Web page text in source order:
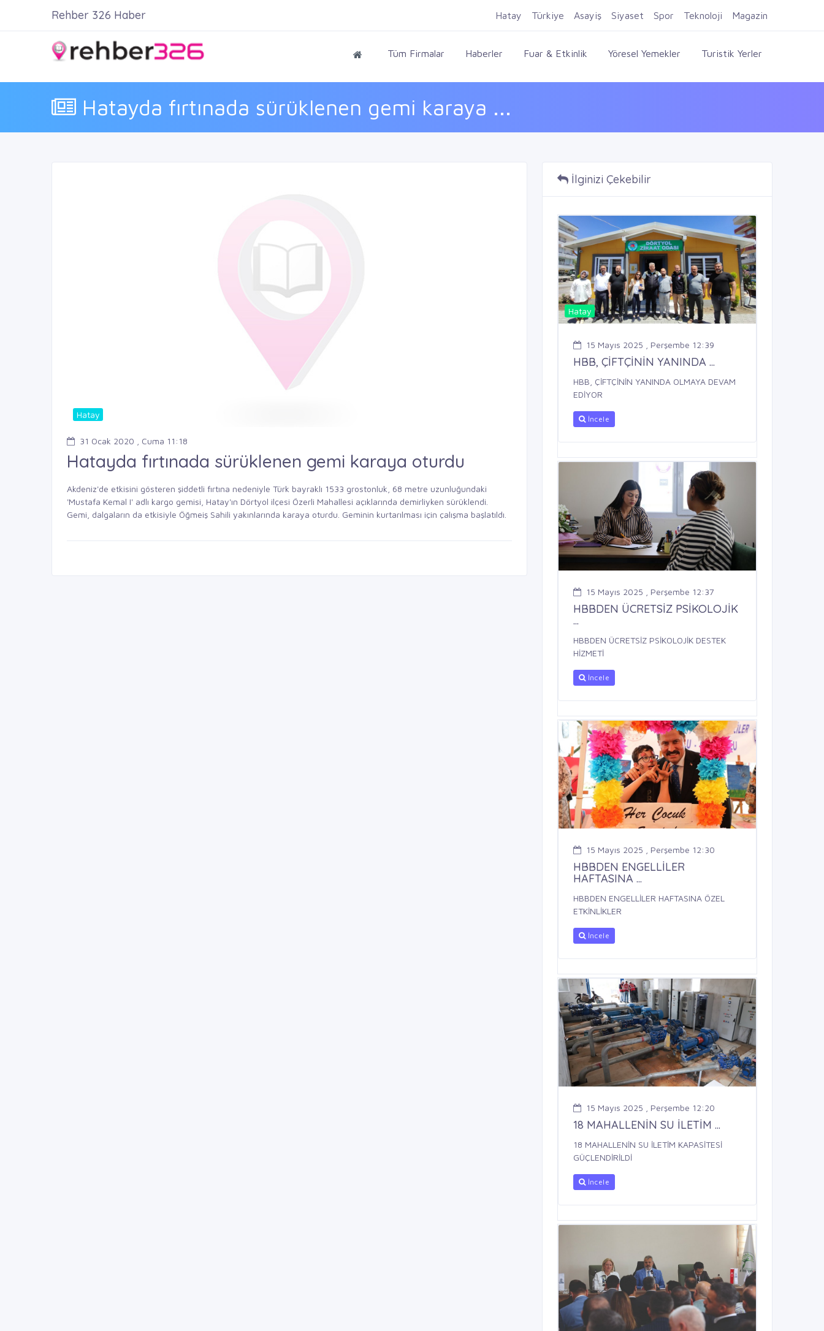
Firma Ekle Kayıt Ol Giriş Yap
Tüm Firmalar Haberler Fuar & Etkinlik Yöresel Yemekler Turistik Yerler
Hatayda fırtınada sürüklenen gemi karaya ...
Rehber 326 Haber Hatay Türkiye Asayiş Siyaset Spor Teknoloji Magazin
Hatay
31 Ocak 2020 , Cuma 11:18
Hatayda fırtınada sürüklenen gemi karaya oturdu
Akdeniz'de etkisini gösteren şiddetli fırtına nedeniyle Türk bayraklı 1533 grostonluk, 68 metre uzunluğundaki
'Mustafa Kemal I' adlı kargo gemisi, Hatay'ın Dörtyol ilçesi Özerli Mahallesi açıklarında demirliyken sürüklendi.
Gemi, dalgaların da etkisiyle Öğmeiş Sahili yakınlarında karaya oturdu. Geminin kurtarılması için çalışma başlatıldı.
İlginizi Çekebilir
Hatay
15 Mayıs 2025 , Perşembe 12:39
HBB, ÇİFTÇİNİN YANINDA ...
HBB, ÇİFTÇİNİN YANINDA OLMAYA DEVAM
EDİYOR
İncele
15 Mayıs 2025 , Perşembe 12:37
HBBDEN ÜCRETSİZ PSİKOLOJİK
...
HBBDEN ÜCRETSİZ PSİKOLOJİK DESTEK
HİZMETİ
İncele
15 Mayıs 2025 , Perşembe 12:30
HBBDEN ENGELLİLER
HAFTASINA ...
HBBDEN ENGELLİLER HAFTASINA ÖZEL
ETKİNLİKLER
İncele
15 Mayıs 2025 , Perşembe 12:20
18 MAHALLENİN SU İLETİM ...
18 MAHALLENİN SU İLETİM KAPASİTESİ
GÜÇLENDİRİLDİ
İncele